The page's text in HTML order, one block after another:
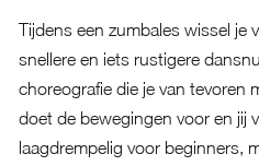
Tijdens een zumbales wissel je
snellere en iets rustigere
choreografie die je van tevoren
doet de bewegingen voor en jij
laagdrempelig voor beginners,